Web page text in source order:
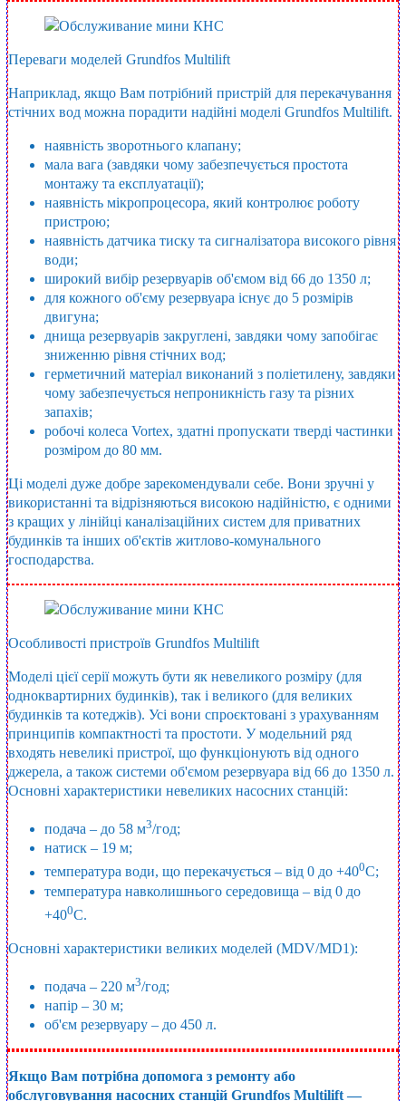
Переваги моделей Grundfos Multilift
Наприклад, якщо Вам потрібний пристрій для перекачування
стічних вод можна порадити надійні моделі Grundfos Multilift.
наявність зворотнього клапану;
мала вага (завдяки чому забезпечується простота
монтажу та експлуатації);
наявність мікропроцесора, який контролює роботу
пристрою;
наявність датчика тиску та сигналізатора високого рівня
води;
широкий вибір резервуарів об'ємом від 66 до 1350 л;
для кожного об'єму резервуара існує до 5 розмірів
двигуна;
днища резервуарів закруглені, завдяки чому запобігає
зниженню рівня стічних вод;
герметичний матеріал виконаний з поліетилену, завдяки
чому забезпечується непроникність газу та різних
запахів;
робочі колеса Vortex, здатні пропускати тверді частинки
розміром до 80 мм.
Ці моделі дуже добре зарекомендували себе. Вони зручні у
використанні та відрізняються високою надійністю, є одними
з кращих у лінійці каналізаційних систем для приватних
будинків та інших об'єктів житлово-комунального
господарства.
Особливості пристроїв Grundfos Multilift
Моделі цієї серії можуть бути як невеликого розміру (для
одноквартирних будинків), так і великого (для великих
будинків та котеджів). Усі вони спроєктовані з урахуванням
принципів компактності та простоти. У модельний ряд
входять невеликі пристрої, що функціонують від одного
джерела, а також системи об'ємом резервуара від 66 до 1350 л.
Основні характеристики невеликих насосних станцій:
подача – до 58 м3/год;
натиск – 19 м;
температура води, що перекачується – від 0 до +400С;
температура навколишнього середовища – від 0 до
+400С.
Основні характеристики великих моделей (MDV/MD1):
подача – 220 м3/год;
напір – 30 м;
об'єм резервуару – до 450 л.
Якщо Вам потрібна допомога з ремонту або
обслуговування насосних станцій Grundfos Multilift —